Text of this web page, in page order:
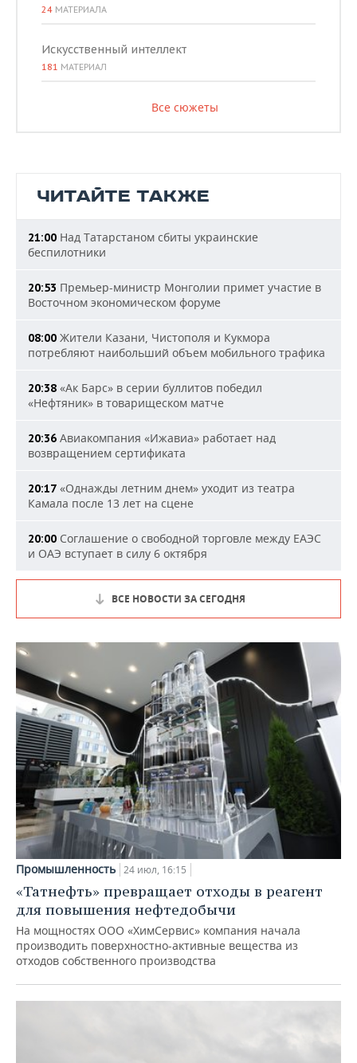
24 МАТЕРИАЛА
Искусственный интеллект
181 МАТЕРИАЛ
Все сюжеты
ЧИТАЙТЕ ТАКЖЕ
21:00 Над Татарстаном сбиты украинские
беспилотники
20:53 Премьер-министр Монголии примет участие в
Восточном экономическом форуме
08:00 Жители Казани, Чистополя и Кукмора
потребляют наибольший объем мобильного трафика
20:38 «Ак Барс» в серии буллитов победил
«Нефтяник» в товарищеском матче
20:36 Авиакомпания «Ижавиа» работает над
возвращением сертификата
20:17 «Однажды летним днем» уходит из театра
Камала после 13 лет на сцене
20:00 Соглашение о свободной торговле между ЕАЭС
и ОАЭ вступает в силу 6 октября
ВСЕ НОВОСТИ ЗА СЕГОДНЯ
Промышленность 24 июл, 16:15
«Татнефть» превращает отходы в реагент
для повышения нефтедобычи
На мощностях ООО «ХимСервис» компания начала
производить поверхностно-активные вещества из
отходов собственного производства